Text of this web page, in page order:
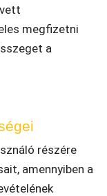
megfizetni
a
részére
amennyiben a